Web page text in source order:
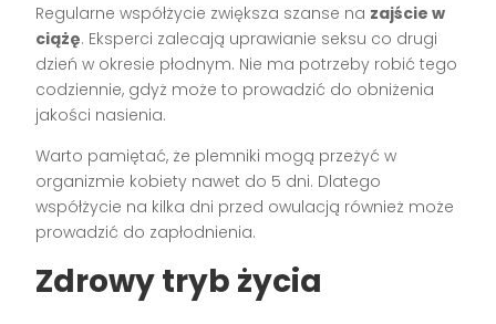
Regularne współżycie zwiększa szanse na zajście w
ciążę. Eksperci zalecają uprawianie seksu co drugi
dzień w okresie płodnym. Nie ma potrzeby robić tego
codziennie, gdyż może to prowadzić do obniżenia
jakości nasienia.
Warto pamiętać, że plemniki mogą przeżyć w
organizmie kobiety nawet do 5 dni. Dlatego
współżycie na kilka dni przed owulacją również może
prowadzić do zapłodnienia.
Zdrowy tryb życia